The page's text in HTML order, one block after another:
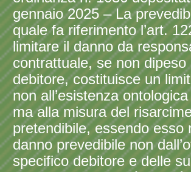
gennaio 2025 – La
quale fa riferimento l’art.
limitare il danno da
contrattuale, se non dipeso
debitore, costituisce un
non all’esistenza
ma alla misura del
pretendibile, essendo esso
danno prevedibile non
specifico debitore e delle